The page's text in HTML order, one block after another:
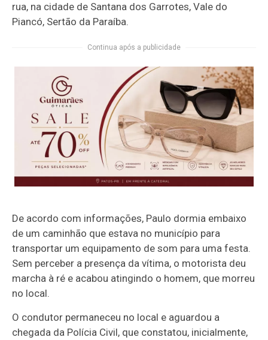
rua, na cidade de Santana dos Garrotes, Vale do
Piancó, Sertão da Paraíba.
Continua após a publicidade
De acordo com informações, Paulo dormia embaixo
de um caminhão que estava no município para
transportar um equipamento de som para uma festa.
Sem perceber a presença da vítima, o motorista deu
marcha à ré e acabou atingindo o homem, que morreu
no local.
O condutor permaneceu no local e aguardou a
chegada da Polícia Civil, que constatou, inicialmente,